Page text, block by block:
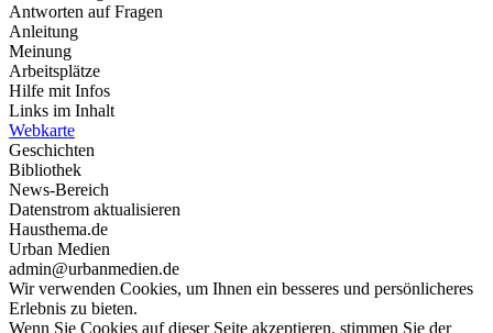
Antworten auf Fragen
Anleitung
Meinung
Arbeitsplätze
Hilfe mit Infos
Links im Inhalt
Webkarte
Geschichten
Bibliothek
News-Bereich
Datenstrom aktualisieren
Hausthema.de
Urban Medien
admin@urbanmedien.de
Wir verwenden Cookies, um Ihnen ein besseres und persönlicheres
Erlebnis zu bieten.
Wenn Sie Cookies auf dieser Seite akzeptieren, stimmen Sie der